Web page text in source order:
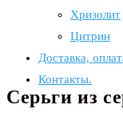
Хризолит
Цитрин
Доставка,
Контакты.
Серьги из